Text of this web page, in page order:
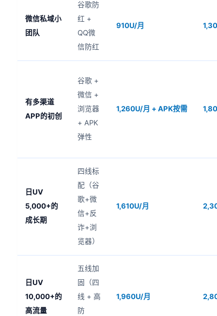
微信私域小
团队
谷歌防
红 +
QQ微
信防红
910U/月
有多渠道
APP的初创
谷歌 +
微信 +
浏览器
+ APK
弹性
1,260U/月 + APK按需
日UV
5,000+的
成长期
四线标
配（谷
歌+微
信+反
诈+浏
览器）
1,610U/月
日UV
10,000+的
高流量
五线加
固（四
线 + 高
防
1,960U/月